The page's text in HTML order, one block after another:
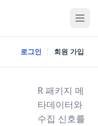
로그인 회원 가입
R 패키지 메
타데이터와
수집 신호를